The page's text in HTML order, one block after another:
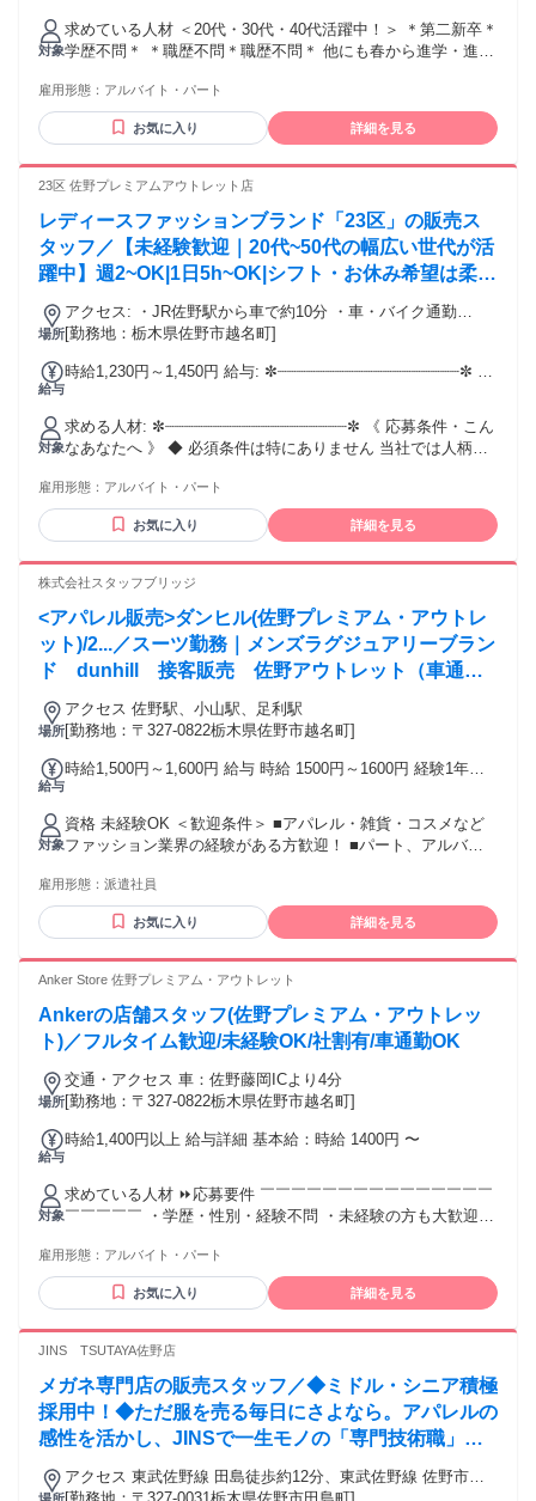
対象
求めている人材 ＜20代・30代・40代活躍中！＞ ＊第二新卒＊
学歴不問＊ ＊職歴不問＊職歴不問＊ 他にも春から進学・進級
迎です！ ・ニューバランス好き ・人と話すことが好き ・ス
ニーカーが好き ・アウトドアやスポーツが好き ・接客・販売
の経験がある方 …みんな大歓迎です！ お会いできる日を楽し
屋・レストラン・ファーストフードなど飲食店ホールスタッ
レルなどの販売・接客
雇用形態： アルバイト・パート
お気に入り 詳細を見る
23区 佐野プレミアムアウトレット店
レディースファッションブランド「23区」の販売ス
タッフ／【未経験歓迎｜20代~50代の幅広い世代が活
躍中】週2~OK|1日5h~OK|シフト・お休み希望は柔軟
対応｜家庭やダブルワークと両立しやすく働きやすい
環境◎
場所
アクセス: ・JR佐野駅から車で約10分 ・車・バイク通勤
OK（駐車場会社負担） ・転勤なしの店舗勤務です
[勤務地：栃木県佐野市越名町]
給与
時給1,230円～1,450円 給与: ✼┈┈┈┈┈┈┈┈┈┈┈┈┈┈┈┈┈┈┈✼ 【
新あり） ・65歳定年 ・試用期間：3か月（条件同じ）
✼┈┈┈┈┈┈┈┈┈┈┈┈┈┈┈┈┈┈┈✼ 【 給与 】 時給：1,230円〜
1,450円 ・交通費支給（上限20,000円／月） ・車・バイク通
勤OK（駐車場会社負担） ※経験やスキルにより決定いたしま
対象
求める人材: ✼┈┈┈┈┈┈┈┈┈┈┈┈┈┈┈┈┈┈┈✼ 《 応募条件・こん
なあなたへ 》 ◆ 必須条件は特にありません 当社では人柄を
が好き」など、 少しでも興味をお持ちいただけましたら、 ぜ
ひお気軽にご応募ください。 ＼ こんな方にピッタリです ／
・アパレルやファッションが好きな方 ・お客様と会話しなが
・久しぶりにお仕事復帰を考えている方 ・地元で長く安定し
パレルショップでの販売経験 ・アウトレットモールでの勤務
経験 ・接客・販売・サービス業でのご経験 ・百貨店や専門店
での接客経験 学歴不問｜経験不問｜ブランクOK｜ 未経験歓
迎｜WワークOK｜扶養内勤務OK｜
✼┈┈┈┈┈┈┈┈┈┈┈┈┈┈┈┈┈┈┈✼ * ファッションが好きな方や接
客が好きな方
雇用形態： アルバイト・パート
お気に入り 詳細を見る
株式会社スタッフブリッジ
<アパレル販売>ダンヒル(佐野プレミアム・アウトレ
ット)/2...／スーツ勤務｜メンズラグジュアリーブラン
ド dunhill 接客販売 佐野アウトレット（車通勤
OK）
場所
アクセス 佐野駅、小山駅、足利駅
[勤務地：〒327-0822栃木県佐野市越名町]
給与
時給1,500円～1,600円 給与 時給 1500円～1600円 経験1年以
就業1年後には必ず1600円に昇給します！ 【キャリア手当10
万円】エントリーした職種の経験が2年以上・フルタイム勤務
可能な方は、全員がキャリア手当の対象となります。なんと
《10万円》を1ヶ月勤務後の給与にて一括支給するスタブリだ
で通勤する場合は、交通費全額支給いたします。 車通勤の場
合は、駐車場無料、ガソリン代一部支給となります。
対象
資格 未経験OK ＜歓迎条件＞ ■アパレル・雑貨・コスメなど
ファッション業界の経験がある方歓迎！ ■パート、アルバイ
など、他業種からの転職も大歓迎です。 【将来的には正社員
も目指せる！】 スタッフブリッジでは、未経験から販売スタ
ッフにチャレンジし、正社員を目指すこともできます！ さら
で、アパレル・ファッション・コスメ業界に初めて挑戦する
雇用形態： 派遣社員
お気に入り 詳細を見る
Anker Store 佐野プレミアム・アウトレット
Ankerの店舗スタッフ(佐野プレミアム・アウトレッ
ト)／フルタイム歓迎/未経験OK/社割有/車通勤OK
場所
交通・アクセス 車：佐野藤岡ICより4分
[勤務地：〒327-0822栃木県佐野市越名町]
給与
時給1,400円以上 給与詳細 基本給：時給 1400円 〜
対象
求めている人材 ⏩応募要件 ￣￣￣￣￣￣￣￣￣￣￣￣￣￣￣
￣￣￣￣￣ ・学歴・性別・経験不問 ・未経験の方も大歓迎
￣￣￣￣￣￣￣￣￣￣￣￣￣￣￣￣￣￣￣ ・アパレルや雑貨
販売の経験を活かしたい ・“売る”より“提案する”接客がしたい
・自分のペースで長く働ける職場を探している ⏩あなたの経
￣￣￣￣￣ ①アパレルで培った接客力がそのまま活かせる！
囲気の中で、自分の接客スタイルを発揮！ ⏩歓迎条件 ￣￣￣
￣￣￣￣￣￣￣￣￣￣￣￣￣￣￣￣￣ ✧アンカー製品が好き
な方 ✧スマホアクセサリーが好きな方 ✧家電周りに興味があ
る方 ✧学歴不問・資格不問 ✧フリーター歓迎 ✧ブランクをお
持ちの方歓迎 ✧主婦（夫）活躍中 ✧幅広い方が活躍中 ✧帰国
子女、大学生（国際系）の方も活躍してます！
雇用形態： アルバイト・パート
お気に入り 詳細を見る
JINS TSUTAYA佐野店
メガネ専門店の販売スタッフ／◆ミドル・シニア積極
採用中！◆ただ服を売る毎日にさよなら。アパレルの
感性を活かし、JINSで一生モノの「専門技術職」
へ。
アクセス 東武佐野線 田島徒歩約12分、東武佐野線 佐野市徒